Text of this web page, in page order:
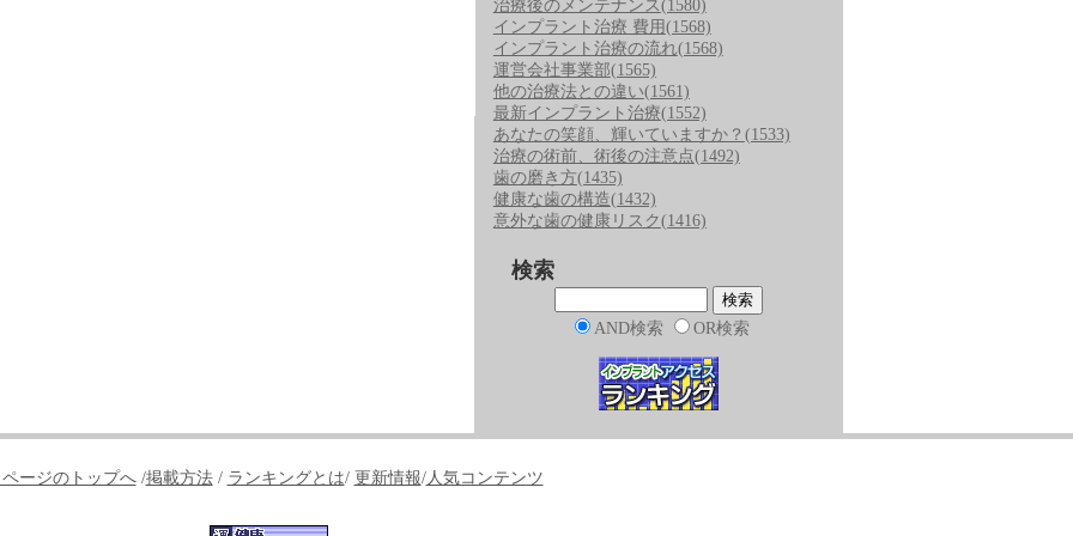
治療後のメンテナンス(1580)
インプラント治療 費用 (1568)
インプラント治療の流れ(1568)
運営会社事業部(1565)
他の治療法との違い(1561)
最新インプラント治療(1552)
あなたの笑顔、輝いていますか？ (1533)
治療の術前、術後の注意点(1492)
歯の磨き方(1435)
健康な歯の構造(1432)
意外な歯の健康リスク(1416)
検索
AND検索 OR検索
ページのトップへ/掲載方法/ ランキングとは/ 更新情報/人気コンテンツ